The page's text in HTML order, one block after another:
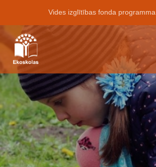
Vides izglītības fonda programma